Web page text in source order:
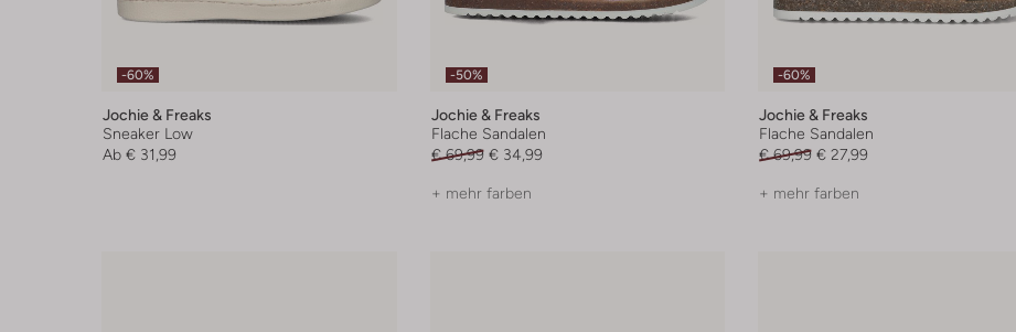
-60%
Jochie & Freaks
Sneaker Low
Ab € 31,99
-50%
Jochie & Freaks
Flache Sandalen
€ 69,99 € 34,99
+ mehr farben
-60%
Jochie & Freaks
Flache Sandalen
€ 69,99 € 27,99
+ mehr farben